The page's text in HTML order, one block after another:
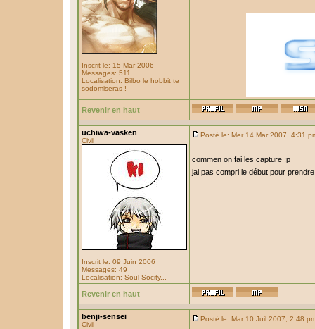
Inscrit le: 15 Mar 2006
Messages: 511
Localisation: Bilbo le hobbit te
sodomiseras !
Revenir en haut
uchiwa-vasken
Civil
Inscrit le: 09 Juin 2006
Messages: 49
Localisation: Soul Socity...
Posté le: Mer 14 Mar 2007, 4:31
commen on fai les capture :p
jai pas compri le début pour
Revenir en haut
benji-sensei
Civil
Posté le: Mar 10 Juil 2007, 2:48